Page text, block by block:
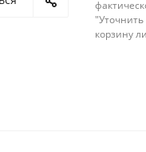
"Уточнить
корзину